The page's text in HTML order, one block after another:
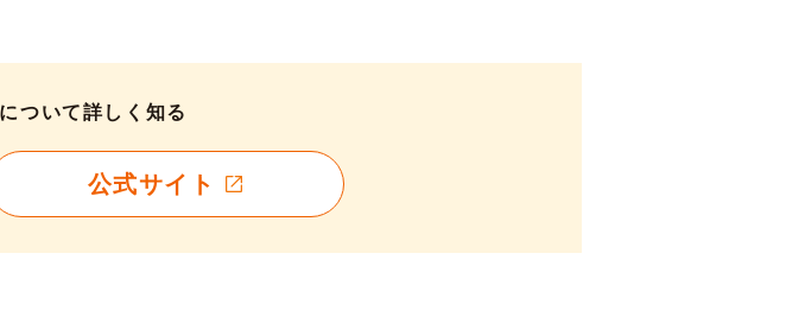
ついて詳しく知る
公式サイト